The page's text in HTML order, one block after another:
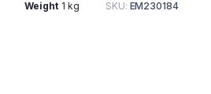
Weight 1 kg SKU: EM230184